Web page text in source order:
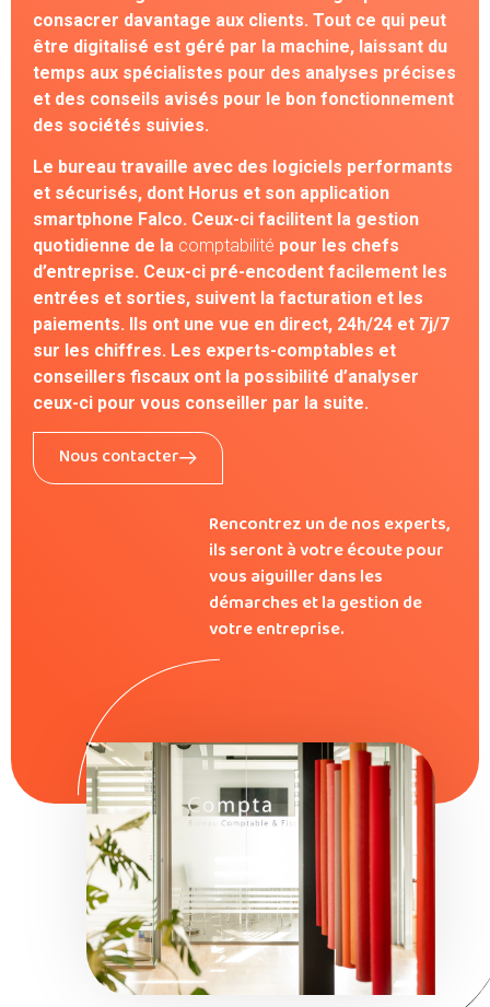
consacrer davantage aux clients. Tout ce qui peut
être digitalisé est géré par la machine, laissant du
temps aux spécialistes pour des analyses précises
et des conseils avisés pour le bon fonctionnement
des sociétés suivies.
Le bureau travaille avec des logiciels performants
et sécurisés, dont Horus et son application
smartphone Falco. Ceux-ci facilitent la gestion
quotidienne de la comptabilité pour les chefs
d’entreprise. Ceux-ci pré-encodent facilement les
entrées et sorties, suivent la facturation et les
paiements. Ils ont une vue en direct, 24h/24 et 7j/7
sur les chiffres. Les experts-comptables et
conseillers fiscaux ont la possibilité d’analyser
ceux-ci pour vous conseiller par la suite.
Nous contacter
Rencontrez un de nos experts,
ils seront à votre écoute pour
vous aiguiller dans les
démarches et la gestion de
votre entreprise.